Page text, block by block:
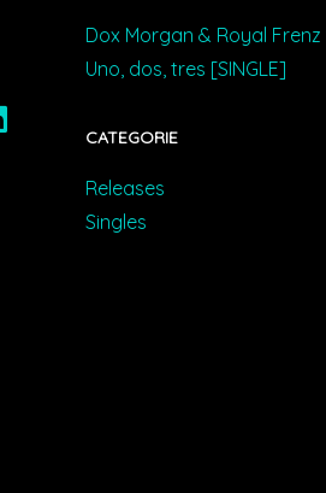
Dox Morgan & Royal
Uno, dos, tres [SINGLE]
CATEGORIE
Releases
Singles